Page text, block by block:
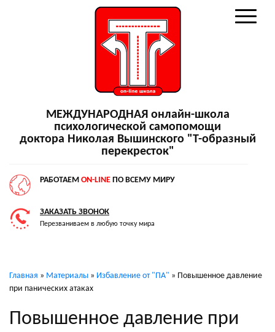
МЕЖДУНАРОДНАЯ онлайн-школа
психологической самопомощи
доктора Николая Вышинского "Т-образный
перекресток"
РАБОТАЕМ ON-LINE ПО ВСЕМУ МИРУ
ЗАКАЗАТЬ ЗВОНОК
Перезваниваем в любую точку мира
Главная » Материалы » Избавление от "ПА" » Повышенное давление
при панических атаках
Повышенное давление при